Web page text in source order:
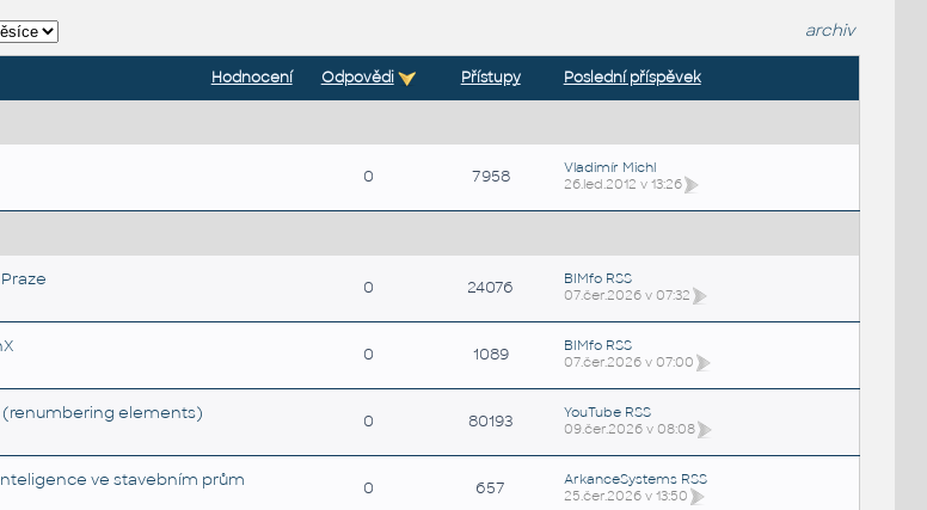
archiv
Hodnocení Odpovědi Přístupy Poslední příspěvek
0 7958
Vladimír Michl
26.led.2012 v 13:26
0 24076
BIMfo RSS
07.čer.2026 v 07:32
0 1089
BIMfo RSS
07.čer.2026 v 07:00
(renumbering elements) 0 80193
YouTube RSS
09.čer.2026 v 08:08
ve stavebním prům 0 657
ArkanceSystems RSS
25.čer.2026 v 13:50